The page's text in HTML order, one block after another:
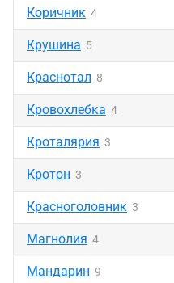
Коричник 4
Крушина 5
Краснотал 8
Кровохлебка 4
Кроталярия 3
Кротон 3
Красноголовник 3
Магнолия 4
Мандарин 9